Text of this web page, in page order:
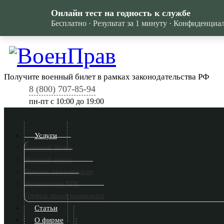
Получите военный билет в рамках законодательства РФ
8 (800) 707-85-94
пн-пт c 10:00 до 19:00
Услуги
Военный билет
Военный юрист
Помощь призывникам
Независимая ВВК
Горячая линия военкомата
Статьи
О фирме
Онлайн тест на годность к службе
Бесплатно · Результат за 1 минуту ·